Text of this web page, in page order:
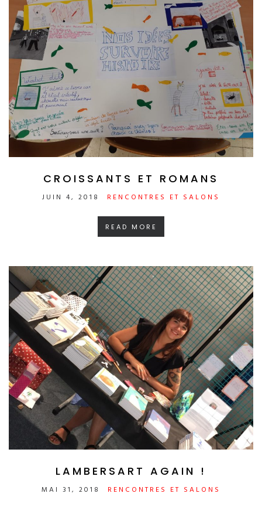
CROISSANTS ET ROMANS
JUIN 4, 2018 RENCONTRES ET SALONS
READ MORE
LAMBERSART AGAIN !
MAI 31, 2018 RENCONTRES ET SALONS